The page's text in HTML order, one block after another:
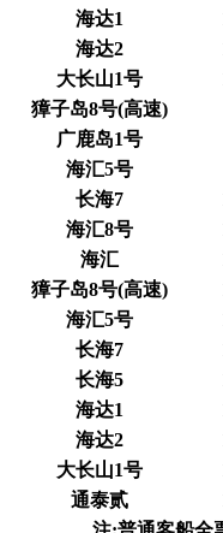
海达1
海达2
大长山1号
獐子岛8号(高速)
广鹿岛1号
海汇5号
长海7
海汇8号
海汇
獐子岛8号(高速)
海汇5号
长海7
长海5
海达1
海达2
大长山1号
通泰贰